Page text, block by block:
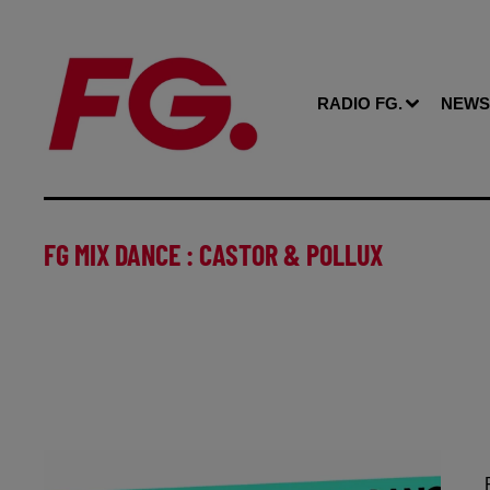
RADIO FG. NEWS
FG MIX DANCE : CASTOR & POLLUX